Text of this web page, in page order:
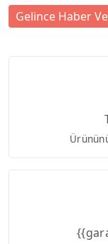
Gelince Haber